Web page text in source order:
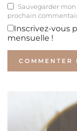
Sauvegarder
prochain
Inscrivez-vous
mensuelle !